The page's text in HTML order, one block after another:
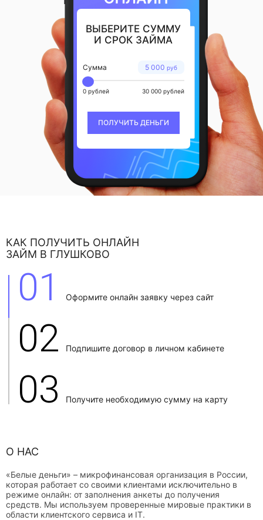
ВЫБЕРИТЕ СУММУ
И СРОК ЗАЙМА
5 000 руб
Сумма
0 рублей 30 000 рублей
ПОЛУЧИТЬ ДЕНЬГИ
КАК ПОЛУЧИТЬ ОНЛАЙН
ЗАЙМ В ГЛУШКОВО
01 Оформите онлайн заявку через сайт
02 Подпишите договор в личном кабинете
03 Получите необходимую сумму на карту
О НАС
«Белые деньги» – микрофинансовая организация в России,
которая работает со своими клиентами исключительно в
режиме онлайн: от заполнения анкеты до получения
средств. Мы используем проверенные мировые практики в
области клиентского сервиса и IT.